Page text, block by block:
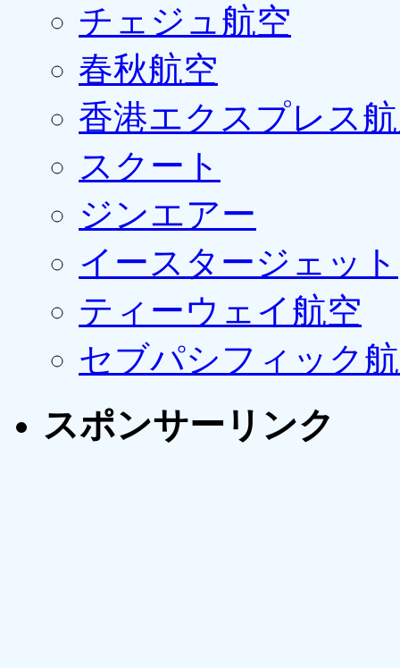
チェジュ航空
春秋航空
香港エクスプレス
スクート
ジンエアー
イースタージェット
ティーウェイ航空
セブパシフィック
スポンサーリンク